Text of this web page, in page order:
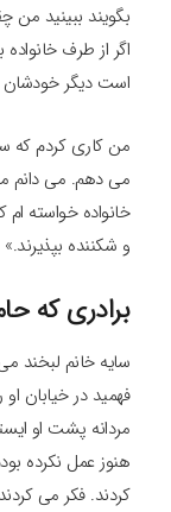
بگویند ببینید
اگر از طرف
است دیگر خودشان
من کاری کردم که
می دهم. می دانم
خانواده خواسته
و شکننده بپذیرند.»
برادری که
سایه خانم لبخند
فهمید در خیابان
مردانه پشت او
هنوز عمل نکرده
کردند. فکر می